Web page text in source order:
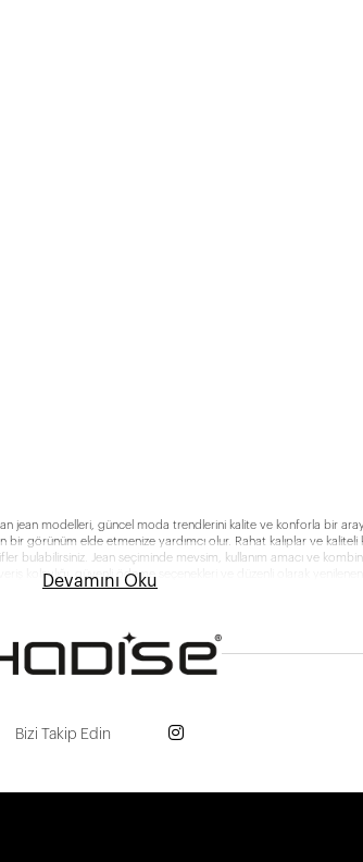
jean modelleri, güncel moda trendlerini kalite ve konforla bir
görünüm elde etmenize yardımcı olur. Rahat kalıplar ve kaliteli
Jean seçiminde mevsim, kullanım amacı ve
kolaylığı, güvenli ödeme seçenekleri ve düzenli olarak
Devamını Oku
Bizi Takip Edin